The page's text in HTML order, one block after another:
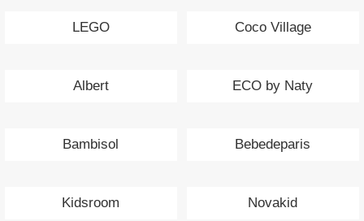
LEGO Coco Village
Albert ECO by Naty
Bambisol Bebedeparis
Kidsroom Novakid